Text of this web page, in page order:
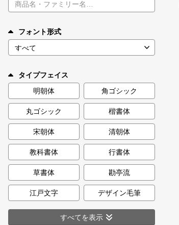
年間ライセンス商品
キャンペーン一覧
カート 0
マイページ
お気に入り
ご利用ガイド
フォント形式
タイプフェイス
明朝体
角ゴシック
丸ゴシック 楷書体
宋朝体 清朝体
教科書体 行書体
草書体 勘亭流
江戸文字 デザイン毛筆
すべてを表示